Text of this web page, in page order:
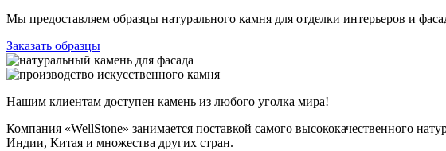
Мы предоставляем образцы натурального камня для отделки интерьеров и
Заказать образцы
Нашим клиентам доступен камень из любого уголка мира!
Компания «WellStone» занимается поставкой самого высококачественного
Индии, Китая и множества других стран.